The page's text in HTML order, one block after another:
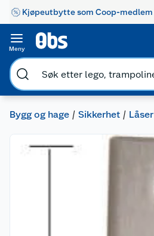
Kjøpeutbytte som Coop-medlem
Meny
Bygg og hage Sikkerhet Låser